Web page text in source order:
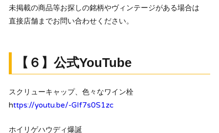
未掲載の商品等お探しの銘柄やヴィンテージがある場合は
直接店舗までお問い合わせください。
【６】公式YouTube
スクリューキャップ、色々なワイン栓
https://youtu.be/-GIf7s0S1zc
ホイリゲハウディ爆誕